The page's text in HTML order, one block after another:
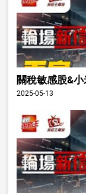
關稅敏感股&
2025-05-13